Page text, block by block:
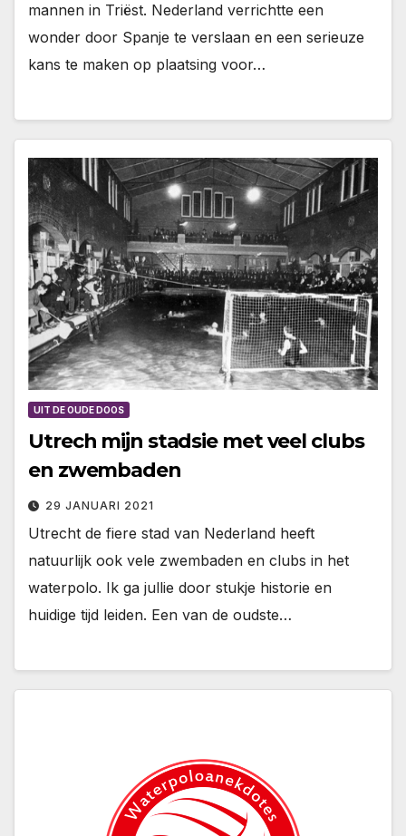
mannen in Triëst. Nederland verrichtte een
wonder door Spanje te verslaan en een serieuze
kans te maken op plaatsing voor…
UIT DE OUDE DOOS
Utrech mijn stadsie met veel clubs
en zwembaden
29 JANUARI 2021
Utrecht de fiere stad van Nederland heeft
natuurlijk ook vele zwembaden en clubs in het
waterpolo. Ik ga jullie door stukje historie en
huidige tijd leiden. Een van de oudste…